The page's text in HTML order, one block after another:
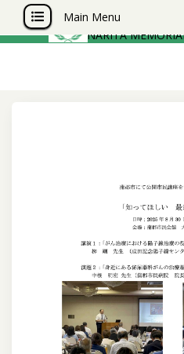
Main Menu成田記念
NARITA